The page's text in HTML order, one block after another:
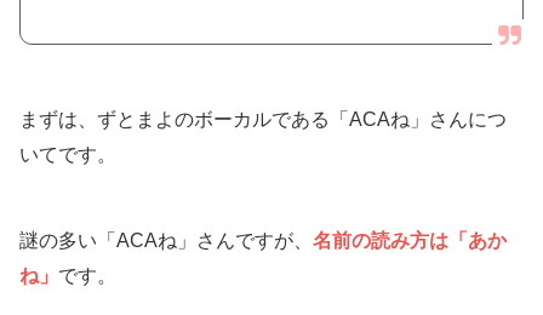
まずは、ずとまよのボーカルである「ACAね」さんにつ
いてです。
謎の多い「ACAね」さんですが、名前の読み方は「あか
ね」 です。